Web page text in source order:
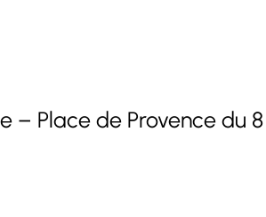
Place de Provence du